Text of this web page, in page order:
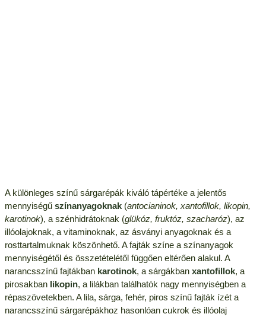
A különleges színű sárgarépák kiváló tápértéke a jelentős
mennyiségű színanyagoknak(antocianinok, xantofillok, likopin,
karotinok), a szénhidrátoknak (glükóz, fruktóz, szacharóz), az
illóolajoknak, a vitaminoknak, az ásványi anyagoknak és a
rosttartalmuknak köszönhető. A fajták színe a színanyagok
mennyiségétől és összetételétől függően eltérően alakul. A
narancsszínű fajtákban karotinok, a sárgákban xantofillok, a
pirosakban likopin, a lilákban találhatók nagy mennyiségben a
répaszövetekben. A lila, sárga, fehér, piros színű fajták ízét a
narancsszínű sárgarépákhoz hasonlóan cukrok és illóolaj